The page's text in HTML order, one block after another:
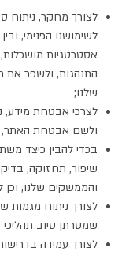
לצורך מחקר, ניתוח
לשימושנו הפנימי,
אסטרטגיות
התנהגות, ולשפר את
שלנו;
לצרכי אבטחת מידע,
ולשם אבטחת האתר,
בכדי להבין כיצד
שיפור, תחזוקה,
והממשקים שלנו, וכן
לצורך ניתוח מגמות
שמטרתן טיוב
לצורך עמידה בדרישות